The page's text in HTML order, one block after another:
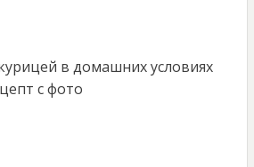
в домашних условиях
с фото